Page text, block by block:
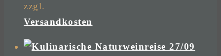
zzgl.
Versandkosten